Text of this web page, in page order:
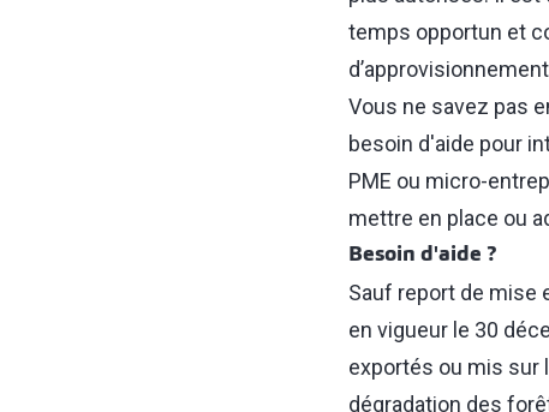
temps opportun et
Vous ne savez pas
besoin d'aide pour
PME ou micro-
mettre en place ou
Besoin d'aide ?
Sauf report de mise
en vigueur le 30
exportés ou mis sur
dégradation des